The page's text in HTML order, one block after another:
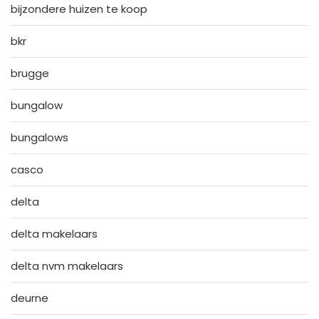
bijzondere huizen te koop
bkr
brugge
bungalow
bungalows
casco
delta
delta makelaars
delta nvm makelaars
deurne